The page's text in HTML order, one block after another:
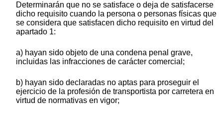
Determinarán que no se satisface o deja de satisfacerse
dicho requisito cuando la persona o personas físicas que
se considera que satisfacen dicho requisito en virtud del
apartado 1:
a) hayan sido objeto de una condena penal grave,
incluidas las infracciones de carácter comercial;
b) hayan sido declaradas no aptas para proseguir el
ejercicio de la profesión de transportista por carretera en
virtud de normativas en vigor;